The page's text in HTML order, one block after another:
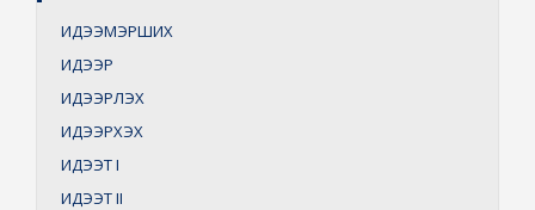
ИДЭЭМЭРШИХ
ИДЭЭР
ИДЭЭРЛЭХ
ИДЭЭРХЭХ
ИДЭЭТI
ИДЭЭТII